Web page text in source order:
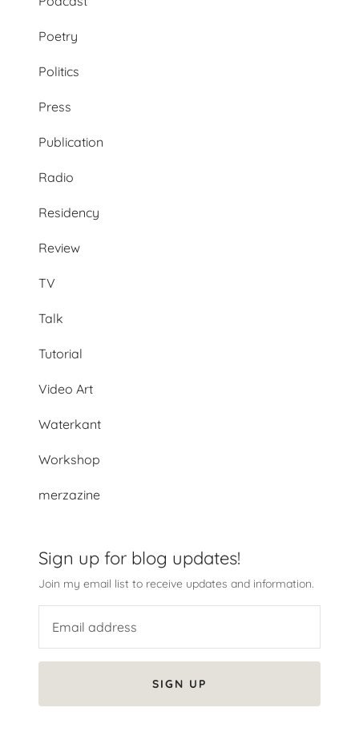
Poetry
Politics
Press
Publication
Radio
Residency
Review
TV
Talk
Tutorial
Video Art
Waterkant
Workshop
merzazine
Sign up for blog updates!
Join my email list to receive updates and information.
SIGN UP